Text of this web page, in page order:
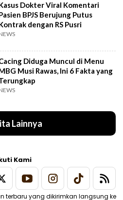
Dokter Viral Komentari
BPJS Berujung Putus
dengan RS Pusri
Diduga Muncul di Menu
Musi Rawas, Ini 6 Fakta yang
Lainnya
Kami
terbaru yang dikirimkan langsung ke